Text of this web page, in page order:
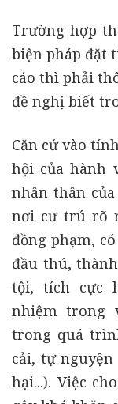
Trường hợp
biện pháp đặt
cáo thì phải
đề nghị biết
Căn cứ vào
hội của hành
nhân thân
nơi cư trú rõ
đồng phạm,
đầu thú,
tội, tích cực
nhiệm trong
trong quá
cải, tự
hại...). Việc